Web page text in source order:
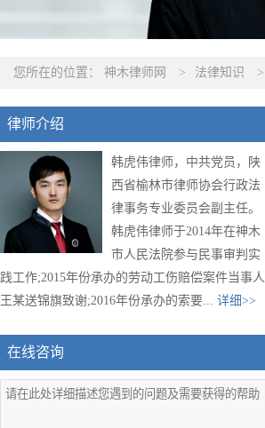
您所在的位置： 神木律师网 > 法律知识 >
律师介绍
韩虎伟律师，中共党员，陕
西省榆林市律师协会行政法
律事务专业委员会副主任。
韩虎伟律师于2014年在神木
市人民法院参与民事审判实
践工作;2015年份承办的劳动工伤赔偿案件当事人
王某送锦旗致谢;2016年份承办的索要... 详细>>
在线咨询